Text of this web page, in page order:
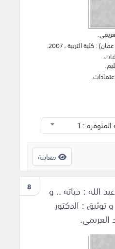
.
:كلية التربية،2007
.
.
.
: 1
معاينة
8
الله : حياته .. و
توثيق : الدكتور